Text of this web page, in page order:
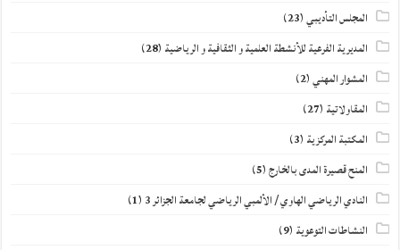
المجلس التأديبي(23)
المديرية الفرعية للأنشطة العلمية و الثقافية و الرياضية (28)
المشوار المهني(2)
المقاولاتية (27)
المكتبة المركزية (3)
المنح قصيرة المدى بالخارج(5)
النادي الرياضي الهاوي / الألمبي الرياضي لجامعة الجزائر 3 (1)
النشاطات التوعوية (9)